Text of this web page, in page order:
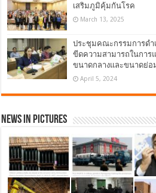
เสริมภูมิคุ้มกันโรค
March 13, 2025
ประชุมคณะกรรมการดำ
ขีดความสามารถในการ
ขนาดกลางและขนาดย่อม
April 5, 2024
News in Pictures